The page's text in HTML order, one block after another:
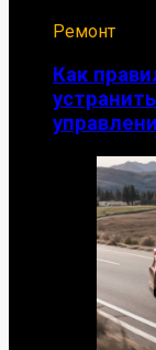
Ремонт
Как